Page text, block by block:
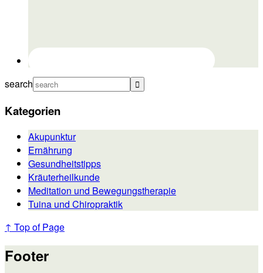
search
Kategorien
Akupunktur
Ernährung
Gesundheitstipps
Kräuterheilkunde
Meditation und Bewegungstherapie
Tuina und Chiropraktik
↑ Top of Page
Footer